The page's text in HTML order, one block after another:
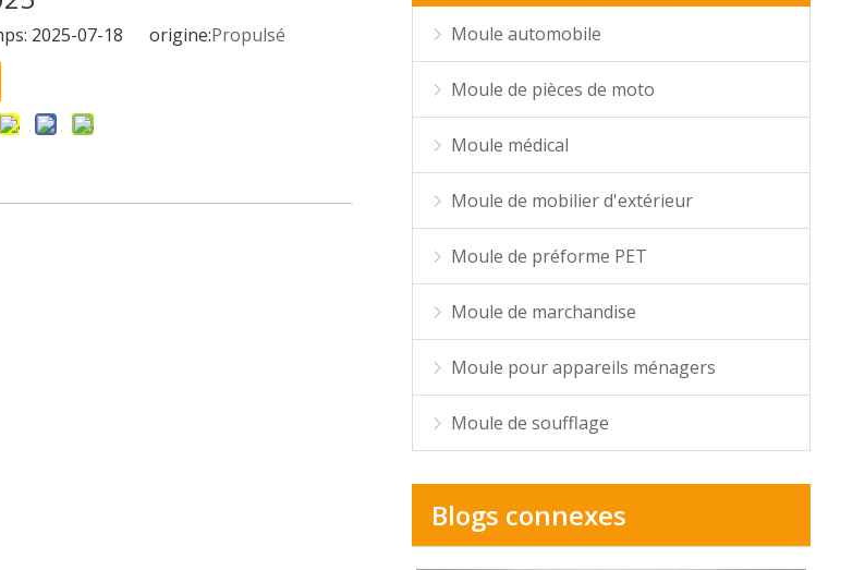
2025-07-18 origine:Propulsé Moule automobile
Moule de pièces de moto
Moule médical
Moule de mobilier d'extérieur
Moule de préforme PET
Moule de marchandise
Moule pour appareils ménagers
Moule de soufflage
Blogs connexes